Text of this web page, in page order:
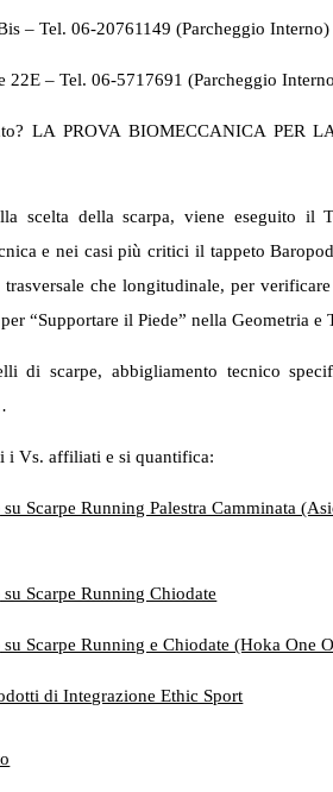
– Tel. 06-20761149 (Parcheggio Interno)
22E – Tel. 06-5717691 (Parcheggio
LA PROVA BIOMECCANICA PER
scelta della scarpa, viene eseguito il
e nei casi più critici il tappeto
che longitudinale, per
“Supportare il Piede” nella Geometria e
di scarpe, abbigliamento tecnico
i Vs. affiliati e si quantifica:
Scarpe Running Palestra Camminata
Scarpe Running Chiodate
Scarpe Running e Chiodate (Hoka One
di Integrazione Ethic Sport